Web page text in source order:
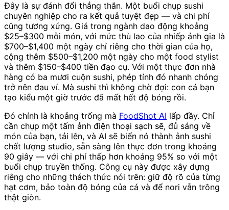
Đây là sự đánh đổi thẳng thắn. Một buổi chụp sushi
chuyên nghiệp cho ra kết quả tuyệt đẹp — và chi phí
cũng tương xứng. Giá trong ngành dao động khoảng
$25–$300 mỗi món, với mức thù lao của nhiếp ảnh gia là
$700–$1,400 một ngày chỉ riêng cho thời gian của họ,
cộng thêm $500–$1,200 một ngày cho một food stylist
và thêm $150–$400 tiền đạo cụ. Với một thực đơn nhà
hàng có ba mươi cuộn sushi, phép tính đó nhanh chóng
trở nên đau ví. Mà sushi thì không chờ đợi: con cá bạn
tạo kiểu một giờ trước đã mất hết độ bóng rồi.
Đó chính là khoảng trống mà FoodShot AI lấp đầy. Chỉ
cần chụp một tấm ảnh điện thoại sạch sẽ, đủ sáng về
món của bạn, tải lên, và AI sẽ biến nó thành ảnh sushi
chất lượng studio, sẵn sàng lên thực đơn trong khoảng
90 giây — với chi phí thấp hơn khoảng 95% so với một
buổi chụp truyền thống. Công cụ này được xây dựng
riêng cho những thách thức nói trên: giữ độ rõ của từng
hạt cơm, bảo toàn độ bóng của cá và để nori vẫn trông
thật giòn.